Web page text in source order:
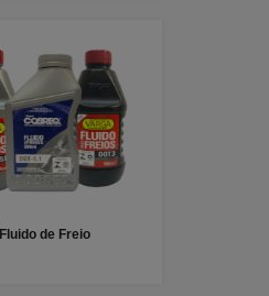
Fluido de Freio